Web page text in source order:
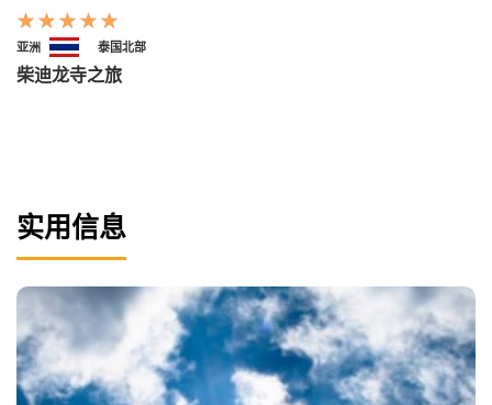
亚洲 泰国北部
柴迪龙寺之旅
实用信息